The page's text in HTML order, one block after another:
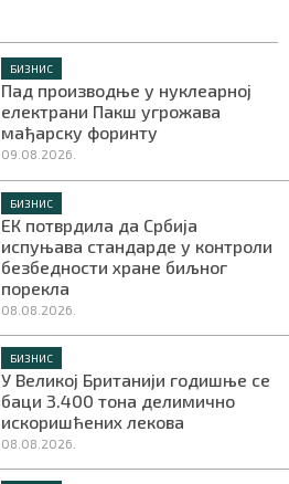
БИЗНИС
Пад производње у нуклеарној
електрани Пакш угрожава
мађарску форинту
09.08.2026.
БИЗНИС
ЕК потврдила да Србија
испуњава стандарде у контроли
безбедности хране биљног
порекла
08.08.2026.
БИЗНИС
У Великој Британији годишње се
баци 3.400 тона делимично
искоришћених лекова
08.08.2026.